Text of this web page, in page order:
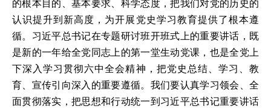
的根本目的、基本要求、科学态度，把我们对党的历史的
认识提升到新高度，为开展党史学习教育提供了根本遵
循。习近平总书记在专题研讨班开班式上的重要讲话，既
是新的一年给全党同志上的第一堂生动党课，也是全党上
下深入学习贯彻六中全会精神，把党史总结、学习、教
育、宣传引向深入的重要遵循。我们要认真学习领会、全
面贯彻落实，把思想和行动统一到习近平总书记重要讲话